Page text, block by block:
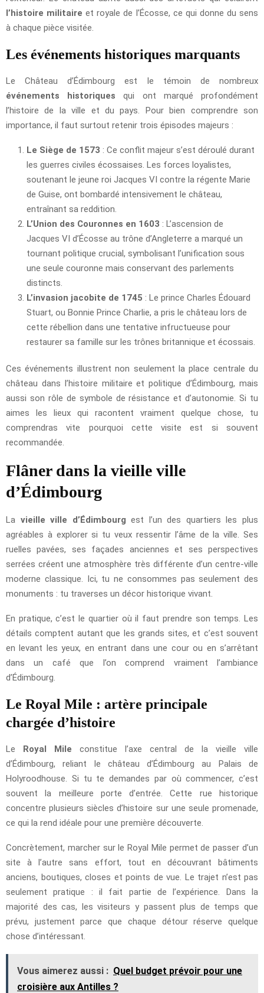
l’histoire militaire et royale de l’Écosse, ce qui donne du sens
à chaque pièce visitée.
Les événements historiques marquants
Le Château d’Édimbourg est le témoin de nombreux
événements historiques qui ont marqué profondément
l’histoire de la ville et du pays. Pour bien comprendre son
importance, il faut surtout retenir trois épisodes majeurs :
Le Siège de 1573 : Ce conflit majeur s’est déroulé durant
les guerres civiles écossaises. Les forces loyalistes,
soutenant le jeune roi Jacques VI contre la régente Marie
de Guise, ont bombardé intensivement le château,
entraînant sa reddition.
L’Union des Couronnes en 1603 : L’ascension de
Jacques VI d’Écosse au trône d’Angleterre a marqué un
tournant politique crucial, symbolisant l’unification sous
une seule couronne mais conservant des parlements
distincts.
L’invasion jacobite de 1745 : Le prince Charles Édouard
Stuart, ou Bonnie Prince Charlie, a pris le château lors de
cette rébellion dans une tentative infructueuse pour
restaurer sa famille sur les trônes britannique et écossais.
Ces événements illustrent non seulement la place centrale du
château dans l’histoire militaire et politique d’Édimbourg, mais
aussi son rôle de symbole de résistance et d’autonomie. Si tu
aimes les lieux qui racontent vraiment quelque chose, tu
comprendras vite pourquoi cette visite est si souvent
recommandée.
Flâner dans la vieille ville
d’Édimbourg
La vieille ville d’Édimbourg est l’un des quartiers les plus
agréables à explorer si tu veux ressentir l’âme de la ville. Ses
ruelles pavées, ses façades anciennes et ses perspectives
serrées créent une atmosphère très différente d’un centre-ville
moderne classique. Ici, tu ne consommes pas seulement des
monuments : tu traverses un décor historique vivant.
En pratique, c’est le quartier où il faut prendre son temps. Les
détails comptent autant que les grands sites, et c’est souvent
en levant les yeux, en entrant dans une cour ou en s’arrêtant
dans un café que l’on comprend vraiment l’ambiance
d’Édimbourg.
Le Royal Mile : artère principale
chargée d’histoire
Le Royal Mile constitue l’axe central de la vieille ville
d’Édimbourg, reliant le château d’Édimbourg au Palais de
Holyroodhouse. Si tu te demandes par où commencer, c’est
souvent la meilleure porte d’entrée. Cette rue historique
concentre plusieurs siècles d’histoire sur une seule promenade,
ce qui la rend idéale pour une première découverte.
Concrètement, marcher sur le Royal Mile permet de passer d’un
site à l’autre sans effort, tout en découvrant bâtiments
anciens, boutiques, closes et points de vue. Le trajet n’est pas
seulement pratique : il fait partie de l’expérience. Dans la
majorité des cas, les visiteurs y passent plus de temps que
prévu, justement parce que chaque détour réserve quelque
chose d’intéressant.
Vous aimerez aussi : Quel budget prévoir pour une
croisière aux Antilles ?